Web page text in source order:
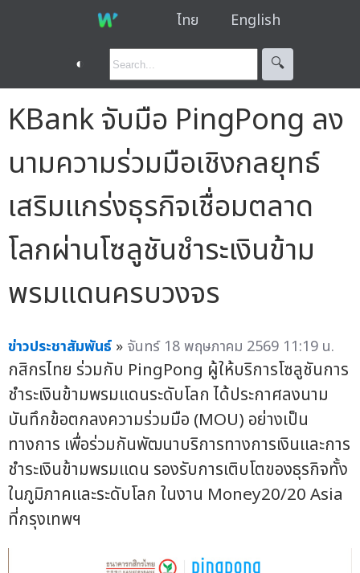
ไทย English
◐ 🔍︎
KBank จับมือ PingPong ลง
นามความร่วมมือเชิงกลยุทธ์
เสริมแกร่งธุรกิจเชื่อมตลาด
โลกผ่านโซลูชันชำระเงินข้าม
พรมแดนครบวงจร
ข่าวประชาสัมพันธ์ » จันทร์ 18 พฤษภาคม 2569 11:19 น.
กสิกรไทย ร่วมกับ PingPong ผู้ให้บริการโซลูชันการ
ชำระเงินข้ามพรมแดนระดับโลก ได้ประกาศลงนาม
บันทึกข้อตกลงความร่วมมือ (MOU) อย่างเป็น
ทางการ เพื่อร่วมกันพัฒนาบริการทางการเงินและการ
ชำระเงินข้ามพรมแดน รองรับการเติบโตของธุรกิจทั้ง
ในภูมิภาคและระดับโลก ในงาน Money20/20 Asia
ที่กรุงเทพฯ